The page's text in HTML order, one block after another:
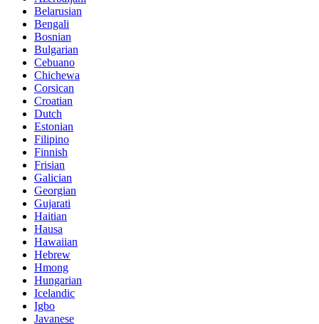
Belarusian
Bengali
Bosnian
Bulgarian
Cebuano
Chichewa
Corsican
Croatian
Dutch
Estonian
Filipino
Finnish
Frisian
Galician
Georgian
Gujarati
Haitian
Hausa
Hawaiian
Hebrew
Hmong
Hungarian
Icelandic
Igbo
Javanese